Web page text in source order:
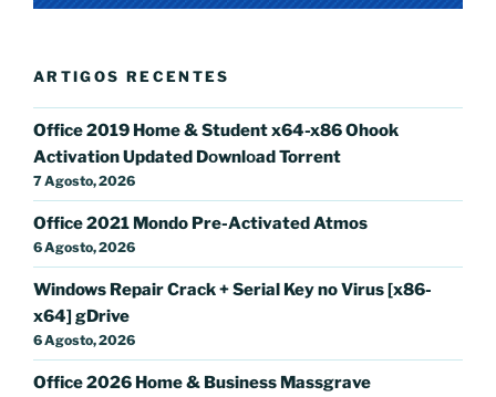
ARTIGOS RECENTES
Office 2019 Home & Student x64-x86 Ohook
Activation Updated Dоwnlоad Torrent
7 Agosto, 2026
Office 2021 Mondo Pre-Activated Atmos
6 Agosto, 2026
Windows Repair Crack + Serial Key no Virus [x86-
x64] gDrive
6 Agosto, 2026
Office 2026 Home & Business Massgrave